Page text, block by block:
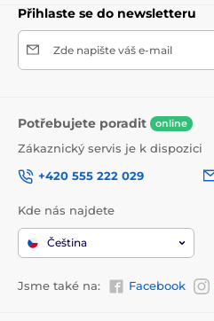
Přihlaste se do newsletteru
Zde napište váš e-mail
Potřebujete poradit online
Zákaznický servis je k dispozici
+420 555 222 029
Kde nás najdete
Čeština
Jsme také na: Facebook